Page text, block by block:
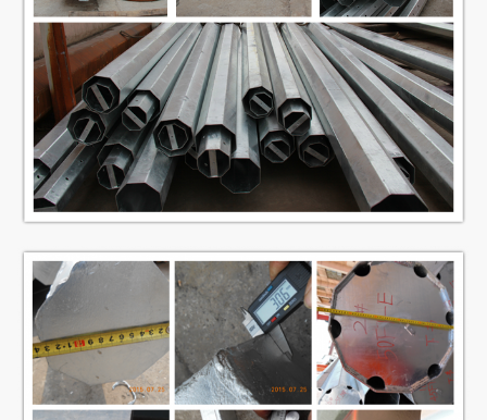
comum
Projeto do pólo
Contra um terremoto da categoria
8
Velocidade do
vento
160 Km/Hour
Força de
rendimento
mínimo
mpa 355
Resistência à
tracção final
mínima
mpa 490